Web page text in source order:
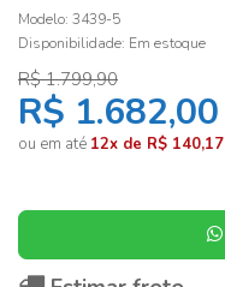
Modelo: 3439-5
Disponibilidade: Em estoque
R$ 1.799,90
R$ 1.682,00
ou em até 12x de R$ 140,17